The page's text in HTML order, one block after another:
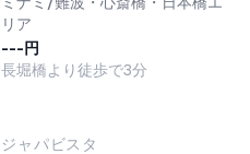
リア
---円
長堀橋より徒歩で3分
ジャパビスタ